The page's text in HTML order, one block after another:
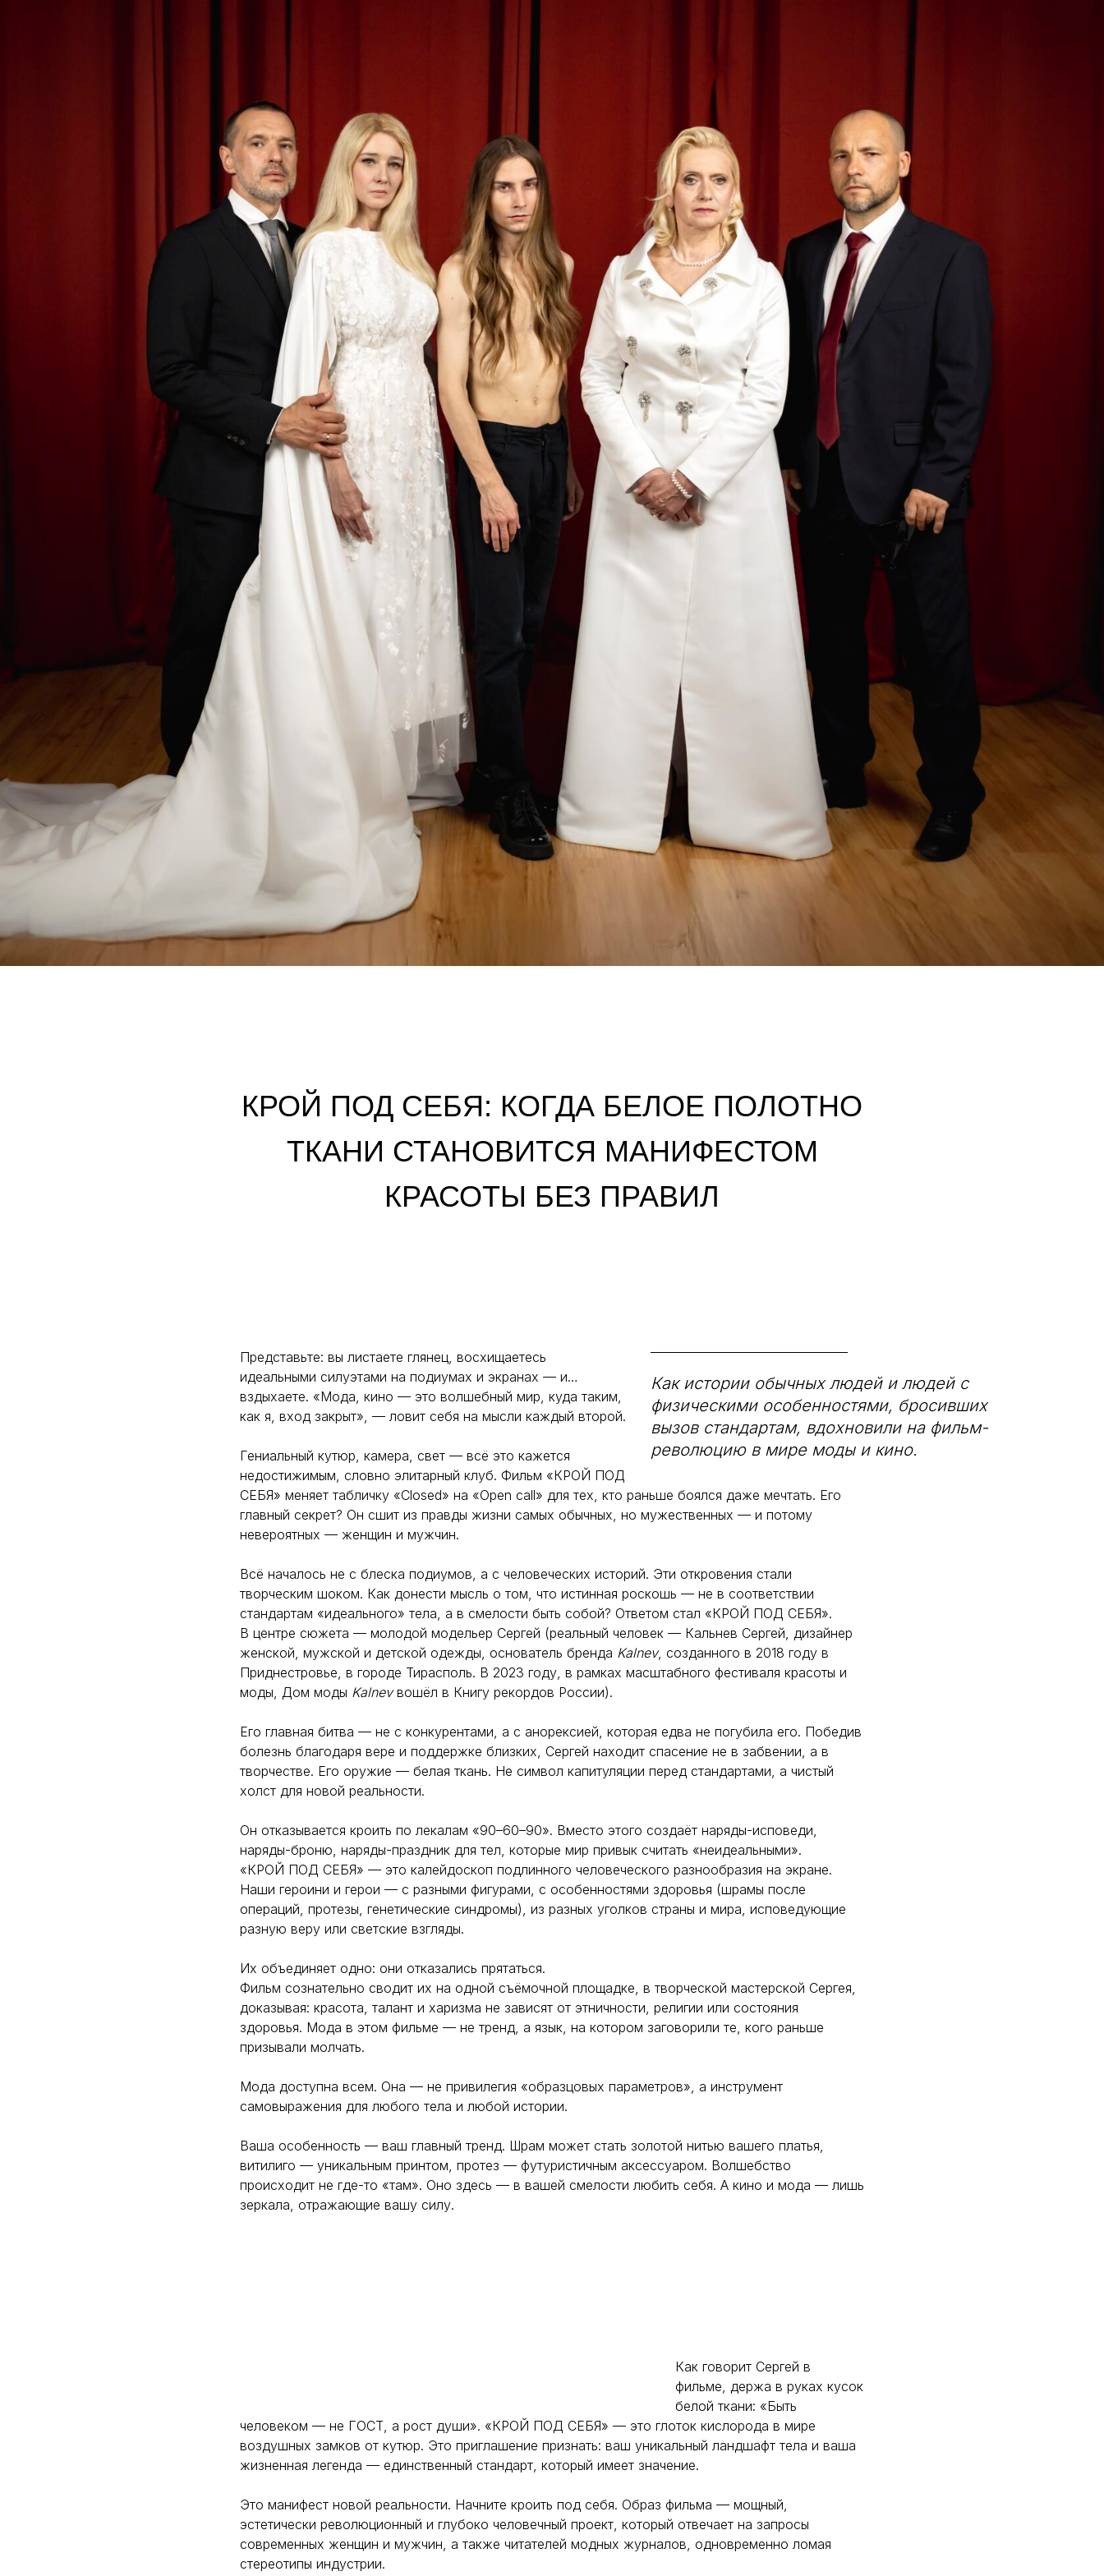
КРОЙ ПОД СЕБЯ: КОГДА БЕЛОЕ ПОЛОТНО
ТКАНИ СТАНОВИТСЯ МАНИФЕСТОМ
КРАСОТЫ БЕЗ ПРАВИЛ
Как истории обычных людей и людей с
физическими особенностями, бросивших
вызов стандартам, вдохновили на фильм-
революцию в мире моды и кино.
Представьте: вы листаете глянец, восхищаетесь
идеальными силуэтами на подиумах и экранах — и…
вздыхаете. «Мода, кино — это волшебный мир, куда таким,
как я, вход закрыт», — ловит себя на мысли каждый второй.
Гениальный кутюр, камера, свет — всё это кажется
недостижимым, словно элитарный клуб. Фильм «КРОЙ ПОД
СЕБЯ» меняет табличку «Closed» на «Open call» для тех, кто раньше боялся даже мечтать. Его
главный секрет? Он сшит из правды жизни самых обычных, но мужественных — и потому
невероятных — женщин и мужчин.
Всё началось не с блеска подиумов, а с человеческих историй. Эти откровения стали
творческим шоком. Как донести мысль о том, что истинная роскошь — не в соответствии
стандартам «идеального» тела, а в смелости быть собой? Ответом стал «КРОЙ ПОД СЕБЯ».
В центре сюжета — молодой модельер Сергей (реальный человек — Кальнев Сергей, дизайнер
женской, мужской и детской одежды, основатель бренда Kalnev, созданного в 2018 году в
Приднестровье, в городе Тирасполь. В 2023 году, в рамках масштабного фестиваля красоты и
моды, Дом моды Kalnevвошёл в Книгу рекордов России).
Его главная битва — не с конкурентами, а с анорексией, которая едва не погубила его. Победив
болезнь благодаря вере и поддержке близких, Сергей находит спасение не в забвении, а в
творчестве. Его оружие — белая ткань. Не символ капитуляции перед стандартами, а чистый
холст для новой реальности.
Он отказывается кроить по лекалам «90–60–90». Вместо этого создаёт наряды-исповеди,
наряды-броню, наряды-праздник для тел, которые мир привык считать «неидеальными».
«КРОЙ ПОД СЕБЯ» — это калейдоскоп подлинного человеческого разнообразия на экране.
Наши героини и герои — с разными фигурами, с особенностями здоровья (шрамы после
операций, протезы, генетические синдромы), из разных уголков страны и мира, исповедующие
разную веру или светские взгляды.
Их объединяет одно: они отказались прятаться.
Фильм сознательно сводит их на одной съёмочной площадке, в творческой мастерской Сергея,
доказывая: красота, талант и харизма не зависят от этничности, религии или состояния
здоровья. Мода в этом фильме — не тренд, а язык, на котором заговорили те, кого раньше
призывали молчать.
Мода доступна всем. Она — не привилегия «образцовых параметров», а инструмент
самовыражения для любого тела и любой истории.
Ваша особенность — ваш главный тренд. Шрам может стать золотой нитью вашего платья,
витилиго — уникальным принтом, протез — футуристичным аксессуаром. Волшебство
происходит не где-то «там». Оно здесь — в вашей смелости любить себя. А кино и мода — лишь
зеркала, отражающие вашу силу.
Как говорит Сергей в
фильме, держа в руках кусок
белой ткани: «Быть
человеком — не ГОСТ, а рост души». «КРОЙ ПОД СЕБЯ» — это глоток кислорода в мире
воздушных замков от кутюр. Это приглашение признать: ваш уникальный ландшафт тела и ваша
жизненная легенда — единственный стандарт, который имеет значение.
Это манифест новой реальности. Начните кроить под себя. Образ фильма — мощный,
эстетически революционный и глубоко человечный проект, который отвечает на запросы
современных женщин и мужчин, а также читателей модных журналов, одновременно ломая
стереотипы индустрии.